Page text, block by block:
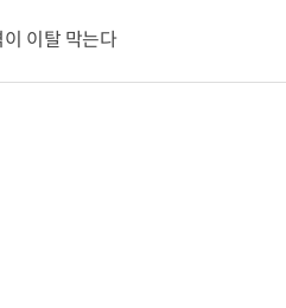
이탈 막는다